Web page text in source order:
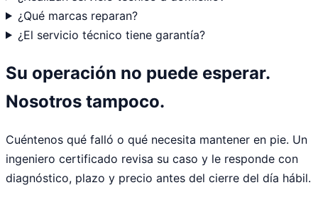
¿Qué marcas reparan?
¿El servicio técnico tiene garantía?
Su operación no puede esperar.
Nosotros tampoco.
Cuéntenos qué falló o qué necesita mantener en pie. Un
ingeniero certificado revisa su caso y le responde con
diagnóstico, plazo y precio antes del cierre del día hábil.